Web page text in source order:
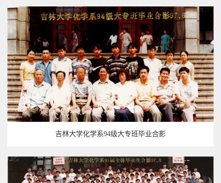
吉林大学化学系94级大专班毕业合影